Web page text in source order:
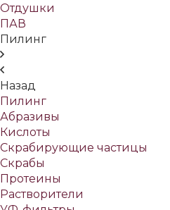
Отдушки
ПАВ
Пилинг
Назад
Пилинг
Абразивы
Кислоты
Скрабирующие частицы
Скрабы
Протеины
Растворители